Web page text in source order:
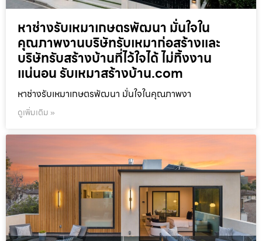
หาช่างรับเหมาเกษตรพัฒนา มั่นใจใน
คุณภาพงานบริษัทรับเหมาก่อสร้างและ
บริษัทรับสร้างบ้านที่ไว้ใจได้ ไม่ทิ้งงาน
แน่นอน รับเหมาสร้างบ้าน.com
หาช่างรับเหมาเกษตรพัฒนา มั่นใจในคุณภาพงา
ดูเพิ่มเติม »